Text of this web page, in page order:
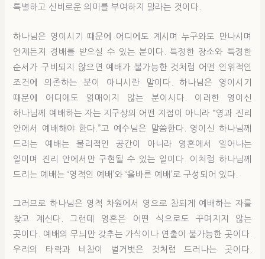
특별하고 신비로운 의미를 부여하지 말라는 것이다.
하나님은 영이시기 때문에 어디에도 계시며 누구와도 만나시며
언제든지 경배를 받으실 수 있는 분이다. 특정한 장소와 특정한
순서가 구비되지 않으면 예배가 불가능한 것처럼 어떤 인위적인
조건에 의존하는 분이 아니시란 말이다. 하나님은 영이시기
때문에 어디에도 얽매이지 않는 분이시다. 이러한 영이신
하나님께 예배하는 자는 지구상의 어떤 지점이 아니라 “영과 진리
안에서 예배해야 한다.”고 예수님은 말씀한다. 영이신 하나님께
드리는 예배는 물리적인 공간이 아니라 영혼에서 일어나는
일이며 진리 안에서만 구현될 수 있는 일이다. 이처럼 하나님께
드리는 예배는 ‘영적인 예배’와 ‘올바른 예배’로 구성되어 있다.
그러므로 하나님은 영적 차원에서 영으로 참되게 예배하는 자를
찾고 계신다. 그런데 영혼은 어떤 식으로도 꾸며지지 않는
곳이다. 예배의 무늬만 갖추는 가식이나 연출이 불가능한 곳이다.
우리의 타락과 비참이 벌거벗은 것처럼 드러나는 곳이다.